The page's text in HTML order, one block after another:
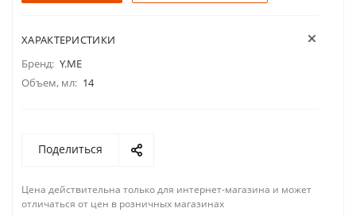
ХАРАКТЕРИСТИКИ
Бренд: Y.ME
Объем, мл: 14
Поделиться
Цена действительна только для интернет-магазина и может
отличаться от цен в розничных магазинах